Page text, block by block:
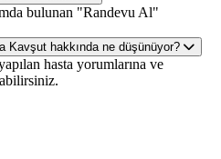
bulunan "Randevu Al"
Kavşut hakkında ne düşünüyor?
hasta yorumlarına ve